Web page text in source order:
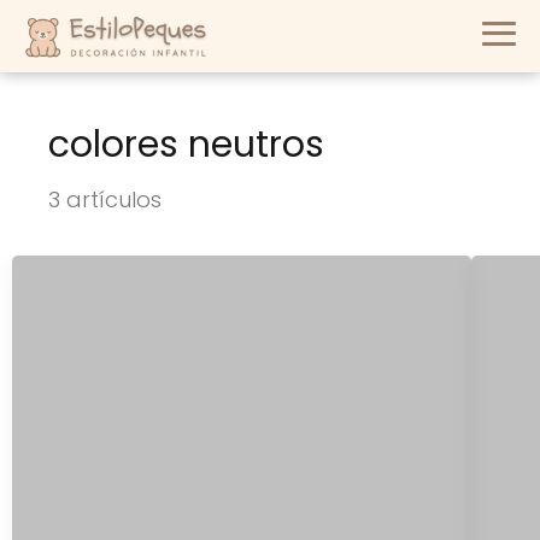
colores neutros
3 artículos